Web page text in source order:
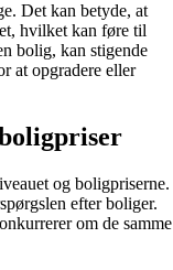
Det kan betyde, at
hvilket kan føre til
bolig, kan stigende
at opgradere eller
og boligpriserne.
efter boliger.
om de samme